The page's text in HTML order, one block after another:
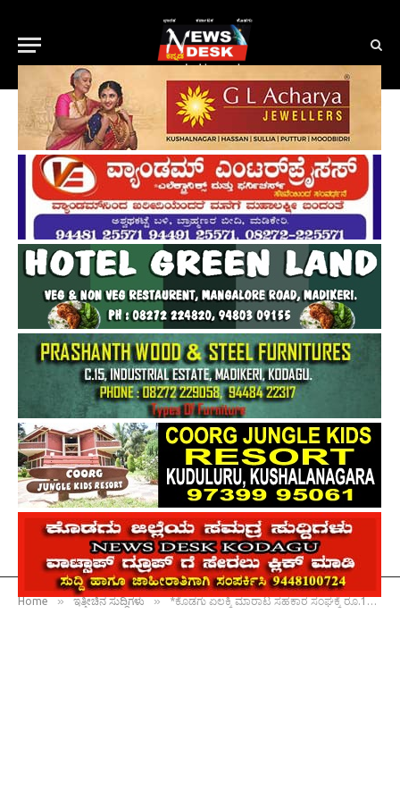
Home » ಇತ್ತೀಚಿನ ಸುದ್ದಿಗಳು » *ಕೊಡಗು ಏಲಕ್ಕಿ ಮಾರಾಟ ಸಹಕಾರ ಸಂಘಕ್ಕೆ ರೂ.11,86,453 ನಿವ್ವಳ ಲಾಭ : ಸೆ.17 ರಂದು ಮಹಾಸಭೆ*